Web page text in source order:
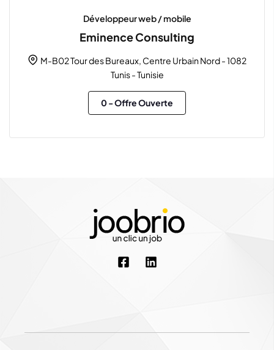
Développeur web / mobile
Eminence Consulting
M-B02 Tour des Bureaux, Centre Urbain Nord - 1082
Tunis - Tunisie
0- Offre Ouverte